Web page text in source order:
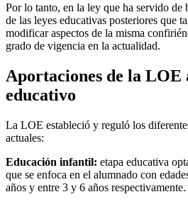
Por lo tanto, en la ley que ha servido de
de las leyes educativas posteriores que
modificar aspectos de la misma
grado de vigencia en la actualidad.
Aportaciones de la LOE
educativo
La LOE estableció y reguló los
actuales:
Educación infantil: etapa educativa
que se enfoca en el alumnado con
años y entre 3 y 6 años respectivamente.